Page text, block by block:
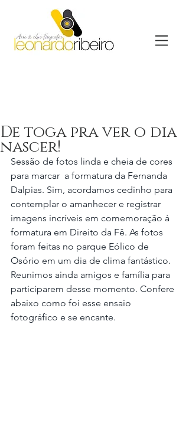
De toga pra ver o dia
nascer!
Sessão de fotos linda e cheia de cores
para marcar  a formatura da Fernanda
Dalpias. Sim, acordamos cedinho para
contemplar o amanhecer e registrar
imagens incríveis em comemoração à
formatura em Direito da Fê. As fotos
foram feitas no parque Eólico de
Osório em um dia de clima fantástico.
Reunimos ainda amigos e família para
participarem desse momento. Confere
abaixo como foi esse ensaio
fotográfico e se encante.